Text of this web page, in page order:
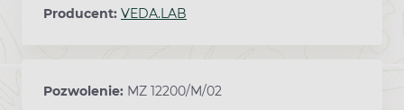
Producent: VEDA.LAB
Pozwolenie: MZ 12200/M/02